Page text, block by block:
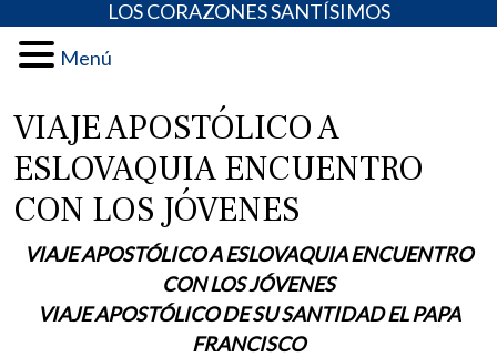
LOS CORAZONES SANTÍSIMOS
Menú
VIAJE APOSTÓLICO A
ESLOVAQUIA ENCUENTRO
CON LOS JÓVENES
VIAJE APOSTÓLICO A ESLOVAQUIA ENCUENTRO
CON LOS JÓVENES
VIAJE APOSTÓLICO DE SU SANTIDAD EL PAPA
FRANCISCO